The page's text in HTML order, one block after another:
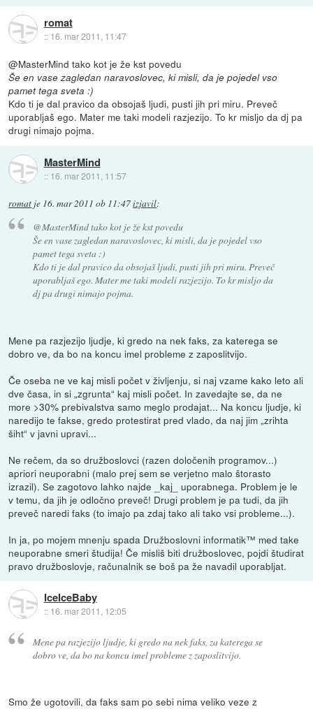
romat
:: 16. mar 2011, 11:47
@MasterMind tako kot je že kst povedu
Še en vase zagledan naravoslovec, ki misli, da je pojedel vso
pamet tega sveta :)
Kdo ti je dal pravico da obsojaš ljudi, pusti jih pri miru. Preveč
uporabljaš ego. Mater me taki modeli razjezijo. To kr misljo da dj pa
drugi nimajo pojma.
MasterMind
:: 16. mar 2011, 11:57
romat je 16. mar 2011 ob 11:47izjavil:
@MasterMind tako kot je že kst povedu
Še en vase zagledan naravoslovec, ki misli, da je pojedel vso
pamet tega sveta :)
Kdo ti je dal pravico da obsojaš ljudi, pusti jih pri miru. Preveč
uporabljaš ego. Mater me taki modeli razjezijo. To kr misljo da
dj pa drugi nimajo pojma.
Mene pa razjezijo ljudje, ki gredo na nek faks, za katerega se
dobro ve, da bo na koncu imel probleme z zaposlitvijo.
Če oseba ne ve kaj misli počet v življenju, si naj vzame kako leto ali
dve časa, in si „zgrunta“ kaj misli počet. In zavedajte se, da ne
more >30% prebivalstva samo meglo prodajat... Na koncu ljudje, ki
naredijo te fakse, gredo protestirat pred vlado, da naj jim „zrihta
šiht“ v javni upravi...
Ne rečem, da so družboslovci (razen določenih programov...)
apriori neuporabni (malo prej sem se verjetno malo štorasto
izrazil). Se zagotovo lahko najde _kaj_ uporabnega. Problem je le
v temu, da jih je odločno preveč! Drugi problem je pa tudi, da jih
preveč naredi faks (to imajo pa zdaj tako ali tako vsi probleme...).
In ja, po mojem mnenju spada Družboslovni informatik™ med take
neuporabne smeri študija! Če misliš biti družboslovec, pojdi študirat
pravo družboslovje, računalnik se boš pa že navadil uporabljat.
IceIceBaby
:: 16. mar 2011, 12:05
Mene pa razjezijo ljudje, ki gredo na nek faks, za katerega se
dobro ve, da bo na koncu imel probleme z zaposlitvijo.
Smo že ugotovili, da faks sam po sebi nima veliko veze z